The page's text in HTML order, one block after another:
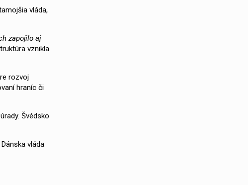
vláda,
zapojilo aj
vznikla
rozvoj
hraníc či
Švédsko
vláda